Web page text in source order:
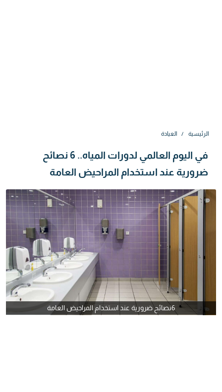
الرئيسية العيادة
في اليوم العالمي لدورات المياه.. 6 نصائح
ضرورية عند استخدام المراحيض العامة
6نصائح ضرورية عند استخدام المراحيض العامة